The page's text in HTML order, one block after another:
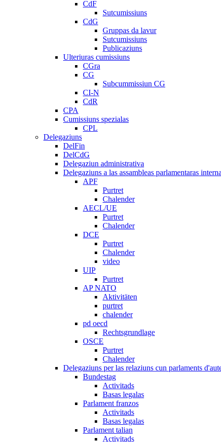
CdF
Sutcumissiuns
CdG
Gruppas da lavur
Sutcumissiuns
Publicaziuns
Ulteriuras cumissiuns
CGra
CG
Subcummissiun CG
CI-N
CdR
CPA
Cumissiuns spezialas
CPL
Delegaziuns
DelFin
DelCdG
Delegaziun administrativa
Delegaziuns a las assambleas parlamentaras
APF
Purtret
Chalender
AECL/UE
Purtret
Chalender
DCE
Purtret
Chalender
video
UIP
Purtret
AP NATO
Aktivitäten
purtret
chalender
pd oecd
Rechtsgrundlage
OSCE
Purtret
Chalender
Delegaziuns per las relaziuns cun parlaments
Bundestag
Activitads
Basas legalas
Parlament franzos
Activitads
Basas legalas
Parlament talian
Activitads